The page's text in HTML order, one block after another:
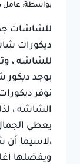
بواسطة: عامل
للشاشات
ديكورات
للشاشه ،
يوجد ديكور
نوفر
الشاشه ،
يعطي
،لاسيما أن
ويفضلها